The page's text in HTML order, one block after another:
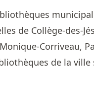
de Collège-des-
Corriveau,
de la